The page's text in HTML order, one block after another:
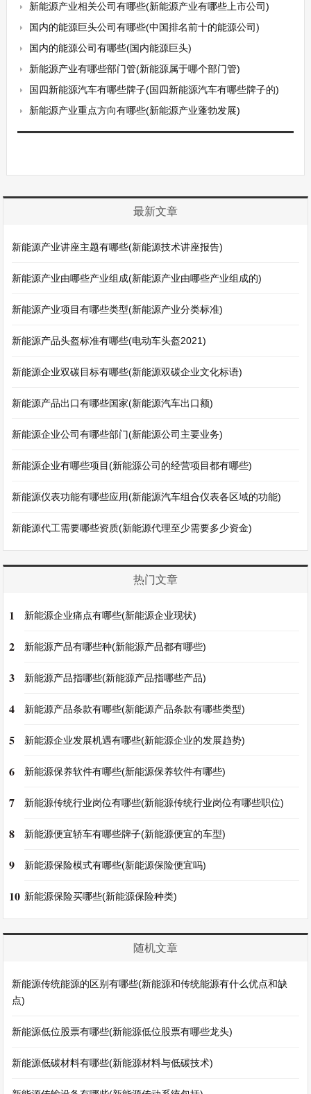
新能源产业相关公司有哪些(新能源产业有哪些上市公司)
国内的能源巨头公司有哪些(中国排名前十的能源公司)
国内的能源公司有哪些(国内能源巨头)
新能源产业有哪些部门管(新能源属于哪个部门管)
国四新能源汽车有哪些牌子(国四新能源汽车有哪些牌子的)
新能源产业重点方向有哪些(新能源产业蓬勃发展)
最新文章
新能源产业讲座主题有哪些(新能源技术讲座报告)
新能源产业由哪些产业组成(新能源产业由哪些产业组成的)
新能源产业项目有哪些类型(新能源产业分类标准)
新能源产品头盔标准有哪些(电动车头盔2021)
新能源企业双碳目标有哪些(新能源双碳企业文化标语)
新能源产品出口有哪些国家(新能源汽车出口额)
新能源企业公司有哪些部门(新能源公司主要业务)
新能源企业有哪些项目(新能源公司的经营项目都有哪些)
新能源仪表功能有哪些应用(新能源汽车组合仪表各区域的功能)
新能源代工需要哪些资质(新能源代理至少需要多少资金)
热门文章
1 新能源企业痛点有哪些(新能源企业现状)
2 新能源产品有哪些种(新能源产品都有哪些)
3 新能源产品指哪些(新能源产品指哪些产品)
4 新能源产品条款有哪些(新能源产品条款有哪些类型)
5 新能源企业发展机遇有哪些(新能源企业的发展趋势)
6 新能源保养软件有哪些(新能源保养软件有哪些)
7 新能源传统行业岗位有哪些(新能源传统行业岗位有哪些职位)
8 新能源便宜轿车有哪些牌子(新能源便宜的车型)
9 新能源保险模式有哪些(新能源保险便宜吗)
10 新能源保险买哪些(新能源保险种类)
随机文章
新能源传统能源的区别有哪些(新能源和传统能源有什么优点和缺
点)
新能源低位股票有哪些(新能源低位股票有哪些龙头)
新能源低碳材料有哪些(新能源材料与低碳技术)